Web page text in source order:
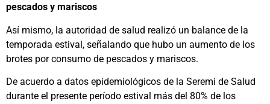
pescados y mariscos
Así mismo, la autoridad de salud realizó un balance de la
temporada estival, señalando que hubo un aumento de los
brotes por consumo de pescados y mariscos.
De acuerdo a datos epidemiológicos de la Seremi de Salud
durante el presente período estival más del 80% de los